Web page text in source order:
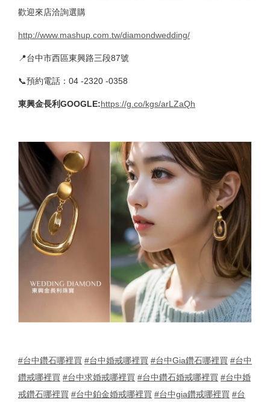
歡迎來店洽詢選購
http://www.mashup.com.tw/diamondwedding/
📍台中市西區東興路三段87號
📞預約電話：04 -2320 -0358
東興金長利GOOGLE:https://g.co/kgs/arLZaQh
#台中鑽石哪裡買 #台中婚戒哪裡買 #台中Gia鑽石哪裡買 #台中
鑽戒哪裡買 #台中求婚戒哪裡買 #台中鑽石婚戒哪裡買 #台中婚
戒鑽石哪裡買 #台中鉑金婚戒哪裡買 #台中gia鑽戒哪裡買 #台